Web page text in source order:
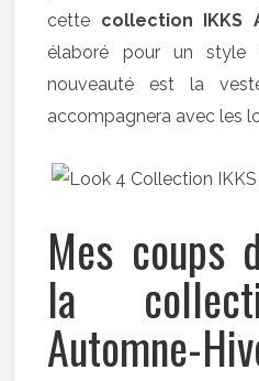
cette collection IKKS
élaboré pour un style
nouveauté est la
accompagnera avec les
Mes coups
la
Automne-